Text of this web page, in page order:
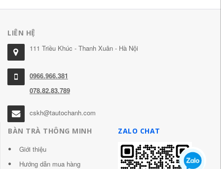
LIÊN HỆ
111 Triều Khúc - Thanh Xuân - Hà Nội
0966.966.381
078.82.83.789
cskh@tautochanh.com
BÀN TRÀ THÔNG MINH
Giới thiệu
Hướng dẫn mua hàng
ZALO CHAT